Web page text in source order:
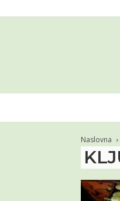
Naslovna